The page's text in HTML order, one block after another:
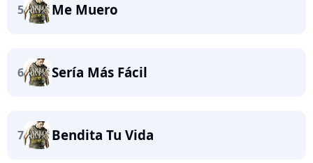
5 Me Muero
6 Sería Más Fácil
7 Bendita Tu Vida